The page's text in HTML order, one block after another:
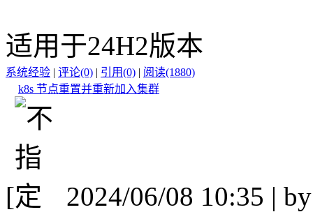
适用于24H2版本
系统经验 | 评论(0) | 引用(0) | 阅读(1880)
k8s 节点重置并重新加入集群
[
2024/06/08 10:35 |